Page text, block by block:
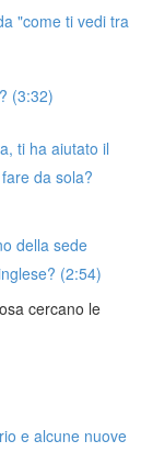
"come ti vedi tra
(3:32)
ti ha aiutato il
da sola?
della sede
(2:54)
cercano le
e alcune nuove